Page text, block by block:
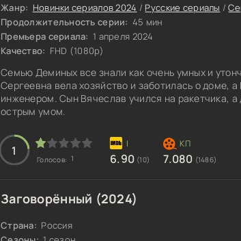
Жанр: Новинки сериалов 2024 / Русские сериалы /
Продолжительность серии: 45 мин
Премьера сериала: 1 апреля 2024
Качество: FHD (1080p)
Семью Деминых все знали как очень умных и
Сергеевна вела хозяйство и заботилась о доме,
инженером. Сын Вячеслав учился на ракетчика, а
острым умом.
1
Голосов: 1 6.90 (10) 7.080 (1486)
Заговорённый (2024)
Страна: Россия